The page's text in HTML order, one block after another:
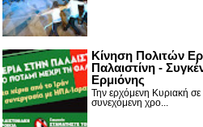
Κίνηση Πολιτών
Παλαιστίνη -
Ερμιόνης
Την ερχόμενη Κυριακή σε
συνεχόμενη χρο...